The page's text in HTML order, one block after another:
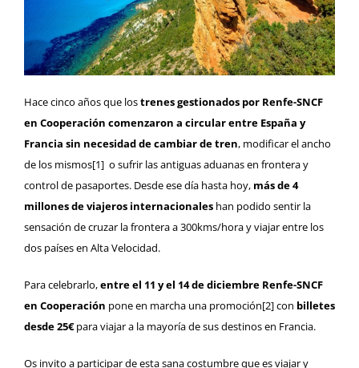
Hace cinco años que lostrenes gestionados por Renfe-SNCF
en Cooperación comenzaron a circular entre España y
Francia sin necesidad de cambiar de tren, modificar el ancho
de los mismos[1] o sufrir las antiguas aduanas en frontera y
control de pasaportes. Desde ese día hasta hoy, más de 4
millones de viajeros internacionales han podido sentir la
sensación de cruzar la frontera a 300kms/hora y viajar entre los
dos países en Alta Velocidad.
Para celebrarlo,entre el 11 y el 14 de diciembre Renfe-SNCF
en Cooperación pone en marcha una promoción[2]con billetes
desde 25€para viajar a la mayoría de sus destinos en Francia.
Os invito a participar de esta sana costumbre que es viajar y